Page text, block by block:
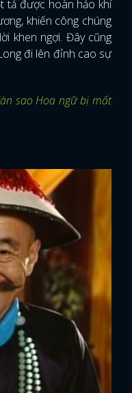
tả được hoàn hảo khí
khiến công chúng
khen ngợi. Đây cũng
đi lên đỉnh cao sự
sao Hoa ngữ bị mất